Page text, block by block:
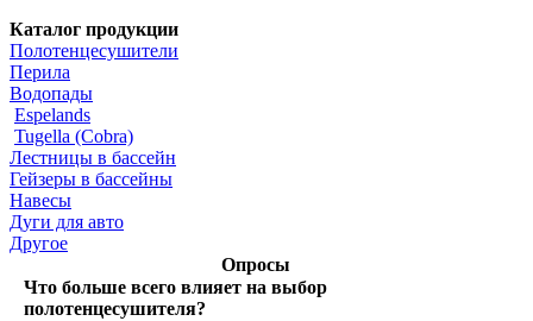
Каталог продукции
Полотенцесушители
Перила
Водопады
Espelands
Tugella (Cobra)
Лестницы в бассейн
Гейзеры в бассейны
Навесы
Дуги для авто
Другое
Опросы
Что больше всего влияет на выбор
полотенцесушителя?